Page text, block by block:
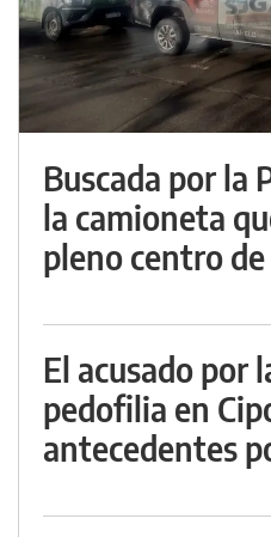
Buscada por la
la camioneta
pleno centro
El acusado por
pedofilia en
antecedentes